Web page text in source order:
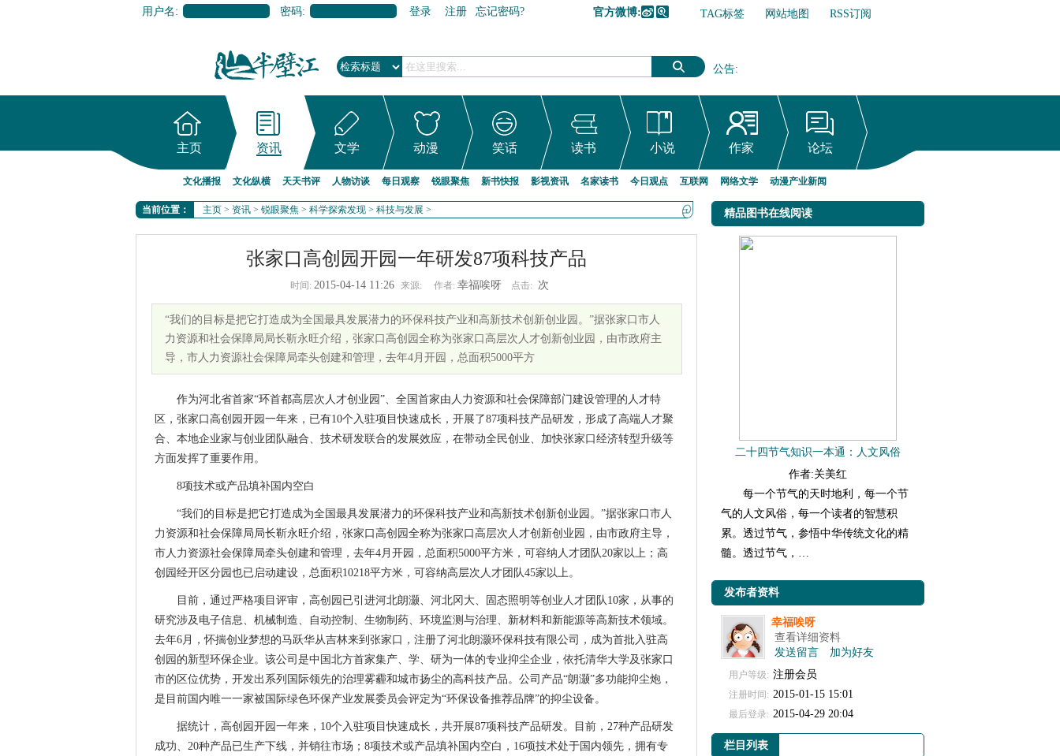
用户名: 密码: 登录 注册 忘记密码? 官方微博: TAG标签 网站地图
RSS订阅
公告:
网络文学行业自律倡议书
主页 资讯 文学 动漫 笑话 读书 小说 作家 论坛
文化播报 文化纵横 天天书评 人物访谈 每日观察 锐眼聚焦 新书快报 影视资讯 名家读书 今日观点 互联网 网络文学 动漫产业新闻
当前位置： 主页 > 资讯 > 锐眼聚焦 > 科学探索发现 > 科技与发展 >
张家口高创园开园一年研发87项科技产品
时间: 2015-04-14 11:26 来源: 作者: 幸福唉呀 点击: 次
“我们的目标是把它打造成为全国最具发展潜力的环保科技产业和高新技术创新创业园。”据张家口市人
力资源和社会保障局局长靳永旺介绍，张家口高创园全称为张家口高层次人才创新创业园，由市政府主
导，市人力资源社会保障局牵头创建和管理，去年4月开园，总面积5000平方
作为河北省首家“环首都高层次人才创业园”、全国首家由人力资源和社会保障部门建设管理的人才特
区，张家口高创园开园一年来，已有10个入驻项目快速成长，开展了87项科技产品研发，形成了高端人才聚
合、本地企业家与创业团队融合、技术研发联合的发展效应，在带动全民创业、加快张家口经济转型升级等
方面发挥了重要作用。
8项技术或产品填补国内空白
“我们的目标是把它打造成为全国最具发展潜力的环保科技产业和高新技术创新创业园。”据张家口市人
力资源和社会保障局局长靳永旺介绍，张家口高创园全称为张家口高层次人才创新创业园，由市政府主导，
市人力资源社会保障局牵头创建和管理，去年4月开园，总面积5000平方米，可容纳人才团队20家以上；高
创园经开区分园也已启动建设，总面积10218平方米，可容纳高层次人才团队45家以上。
目前，通过严格项目评审，高创园已引进河北朗灏、河北冈大、固态照明等创业人才团队10家，从事的
研究涉及电子信息、机械制造、自动控制、生物制药、环境监测与治理、新材料和新能源等高新技术领域。
去年6月，怀揣创业梦想的马跃华从吉林来到张家口，注册了河北朗灏环保科技有限公司，成为首批入驻高
创园的新型环保企业。该公司是中国北方首家集产、学、研为一体的专业抑尘企业，依托清华大学及张家口
市的区位优势，开发出系列国际领先的治理雾霾和城市扬尘的高科技产品。公司产品“朗灏”多功能抑尘炮，
是目前国内唯一一家被国际绿色环保产业发展委员会评定为“环保设备推荐品牌”的抑尘设备。
据统计，高创园开园一年来，10个入驻项目快速成长，共开展87项科技产品研发。目前，27种产品研发
成功、20种产品已生产下线，并销往市场；8项技术或产品填补国内空白，16项技术处于国内领先，拥有专
精品图书在线阅读
二十四节气知识一本通：人文风俗
作者:关美红
每一个节气的天时地利，每一个节
气的人文风俗，每一个读者的智慧积
累。透过节气，参悟中华传统文化的精
髓。透过节气，…
发布者资料
幸福唉呀
查看详细资料
发送留言
加为好友
用户等级: 注册会员
注册时间: 2015-01-15 15:01
最后登录: 2015-04-29 20:04
栏目列表